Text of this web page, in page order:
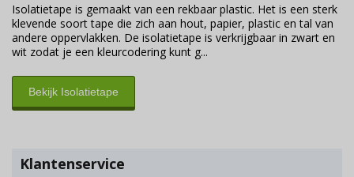
Isolatietape is gemaakt van een rekbaar plastic. Het is een sterk
klevende soort tape die zich aan hout, papier, plastic en tal van
andere oppervlakken. De isolatietape is verkrijgbaar in zwart en
wit zodat je een kleurcodering kunt g...
Bekijk Isolatietape
Klantenservice